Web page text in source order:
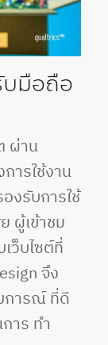
มือถือ
ผ่าน
ารใช้งาน
งรับการใช้
ผู้เข้าชม
ว็บไซต์ที่
จึง
การณ์ ที่ดี
าร ทำ